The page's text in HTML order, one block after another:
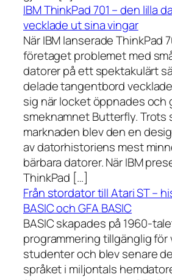
IBM ThinkPad 701 – den lilla
vecklade ut sina vingar
När IBM lanserade ThinkPad
företaget problemet med
datorer på ett spektakulärt
delade tangentbord
sig när locket öppnades och
smeknamnet Butterfly. Trots
marknaden blev den en
av datorhistoriens mest
bärbara datorer. När IBM
ThinkPad […]
Från stordator till Atari ST –
BASIC och GFA BASIC
BASIC skapades på 1960-
programmering tillgänglig för
studenter och blev senare
språket i miljontals